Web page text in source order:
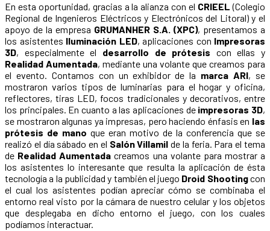
En esta oportunidad, gracias a la alianza con el CRIEEL (Colegio
Regional de Ingenieros Eléctricos y Electrónicos del Litoral) y el
apoyo de la empresa GRUMANHER S.A. (XPC), presentamos a
los asistentes Iluminación LED, aplicaciones con Impresoras
3D, especialmente el desarrollo de prótesis con ellas y
Realidad Aumentada, mediante una volante que creamos para
el evento. Contamos con un exhibidor de la marca ARI, se
mostraron varios tipos de luminarias para el hogar y oficina,
reflectores, tiras LED, focos tradicionales y decorativos, entre
los principales. En cuanto a las aplicaciones de impresoras 3D,
se mostraron algunas ya impresas, pero haciendo énfasis en las
prótesis de mano que eran motivo de la conferencia que se
realizó el día sábado en el Salón Villamil de la feria. Para el tema
de Realidad Aumentada creamos una volante para mostrar a
los asistentes lo interesante que resulta la aplicación de ésta
tecnología a la publicidad y también el juego Droid Shootingcon
el cual los asistentes podían apreciar cómo se combinaba el
entorno real visto por la cámara de nuestro celular y los objetos
que desplegaba en dicho entorno el juego, con los cuales
podíamos interactuar.